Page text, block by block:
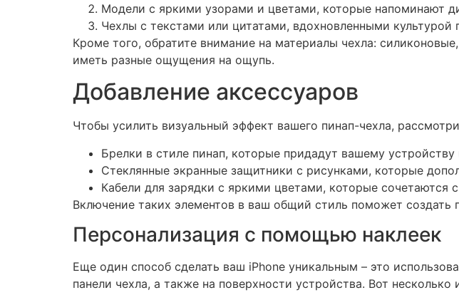
Модели с яркими узорами и цветами, которые напоминают
Чехлы с текстами или цитатами, вдохновленными культурой
Кроме того, обратите внимание на материалы чехла:
иметь разные ощущения на ощупь.
Добавление аксессуаров
Чтобы усилить визуальный эффект вашего пинап-чехла,
Брелки в стиле пинап, которые придадут вашему
Стеклянные экранные защитники с рисунками, которые
Кабели для зарядки с яркими цветами, которые сочетаются
Включение таких элементов в ваш общий стиль поможет
Персонализация с помощью наклеек
Еще один способ сделать ваш iPhone уникальным – это
панели чехла, а также на поверхности устройства. Вот